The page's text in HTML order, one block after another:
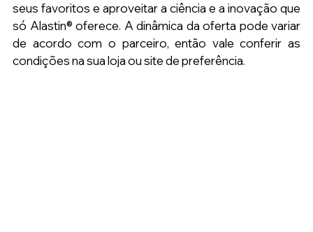
seus favoritos e aproveitar a ciência e a inovação que
só Alastin® oferece. A dinâmica da oferta pode variar
de acordo com o parceiro, então vale conferir as
condições na sua loja ou site de preferência.